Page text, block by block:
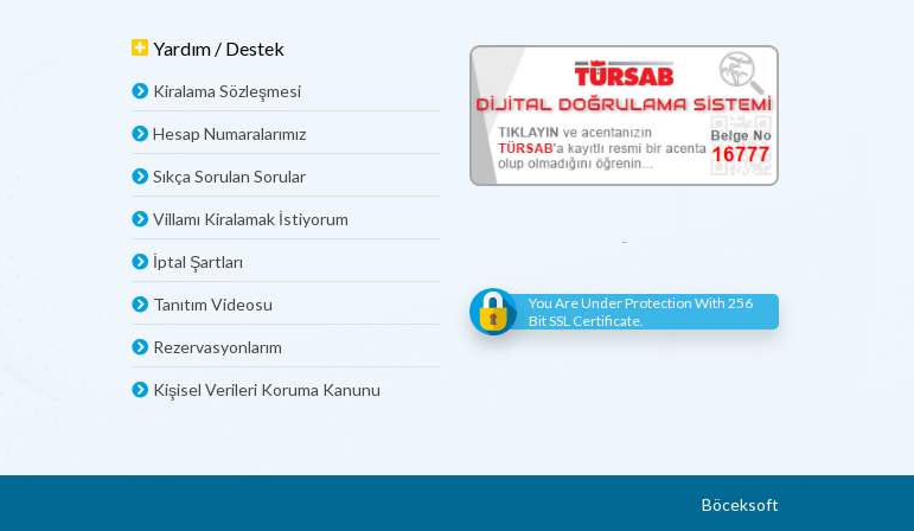
Yardım / Destek
Kiralama Sözleşmesi
Hesap Numaralarımız
Sıkça Sorulan Sorular
Villamı Kiralamak İstiyorum
İptal Şartları
Tanıtım Videosu
Rezervasyonlarım
Kişisel Verileri Koruma Kanunu
You Are Under Protection With 256
Bit SSL Certificate.
Böceksoft